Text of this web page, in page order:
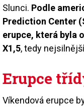
Slunci. Podle
Prediction Center
erupce, která byla
X1,5, tedy
Erupce
Víkendová erupce